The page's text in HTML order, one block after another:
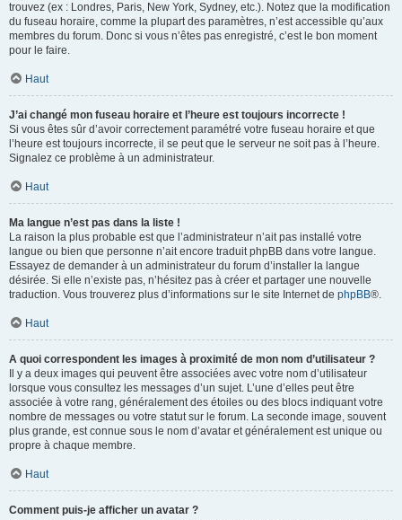
trouvez (ex : Londres, Paris, New York, Sydney, etc.). Notez que la modification
du fuseau horaire, comme la plupart des paramètres, n’est accessible qu’aux
membres du forum. Donc si vous n’êtes pas enregistré, c’est le bon moment
pour le faire.
Haut
J’ai changé mon fuseau horaire et l’heure est toujours incorrecte !
Si vous êtes sûr d’avoir correctement paramétré votre fuseau horaire et que
l’heure est toujours incorrecte, il se peut que le serveur ne soit pas à l’heure.
Signalez ce problème à un administrateur.
Haut
Ma langue n’est pas dans la liste !
La raison la plus probable est que l’administrateur n’ait pas installé votre
langue ou bien que personne n’ait encore traduit phpBB dans votre langue.
Essayez de demander à un administrateur du forum d’installer la langue
désirée. Si elle n’existe pas, n’hésitez pas à créer et partager une nouvelle
traduction. Vous trouverez plus d’informations sur le site Internet de phpBB®.
Haut
A quoi correspondent les images à proximité de mon nom d’utilisateur ?
Il y a deux images qui peuvent être associées avec votre nom d’utilisateur
lorsque vous consultez les messages d’un sujet. L’une d’elles peut être
associée à votre rang, généralement des étoiles ou des blocs indiquant votre
nombre de messages ou votre statut sur le forum. La seconde image, souvent
plus grande, est connue sous le nom d’avatar et généralement est unique ou
propre à chaque membre.
Haut
Comment puis-je afficher un avatar ?